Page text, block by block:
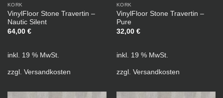
KORK
VinylFloor Stone Travertin –
Nautic Silent
64,00 €
inkl. 19 % MwSt.
zzgl. Versandkosten
KORK
VinylFloor Stone Travertin –
Pure
32,00 €
inkl. 19 % MwSt.
zzgl. Versandkosten